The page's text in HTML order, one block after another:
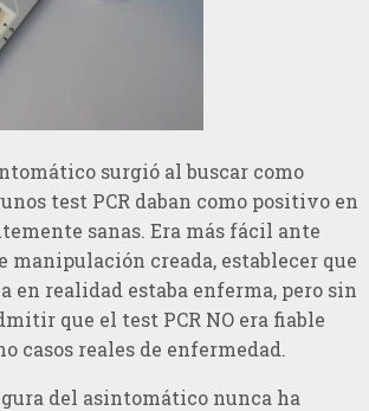
surgió al buscar como
test PCR daban como positivo en
sanas. Era más fácil ante
manipulación creada, establecer que
en realidad estaba enferma, pero sin
que el test PCR NO era fiable
casos reales de enfermedad.
del asintomático nunca ha